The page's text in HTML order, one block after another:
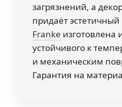
загрязнений, а
придаёт
Franke изготовлена
устойчивого к
и механическим
Гарантия на